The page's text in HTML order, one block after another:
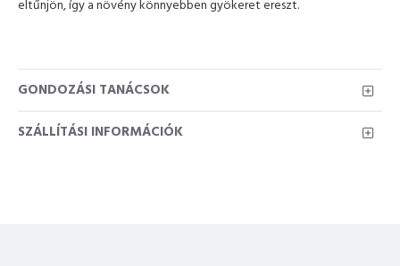
eltűnjön, így a növény könnyebben gyökeret ereszt.
GONDOZÁSI TANÁCSOK
SZÁLLÍTÁSI INFORMÁCIÓK